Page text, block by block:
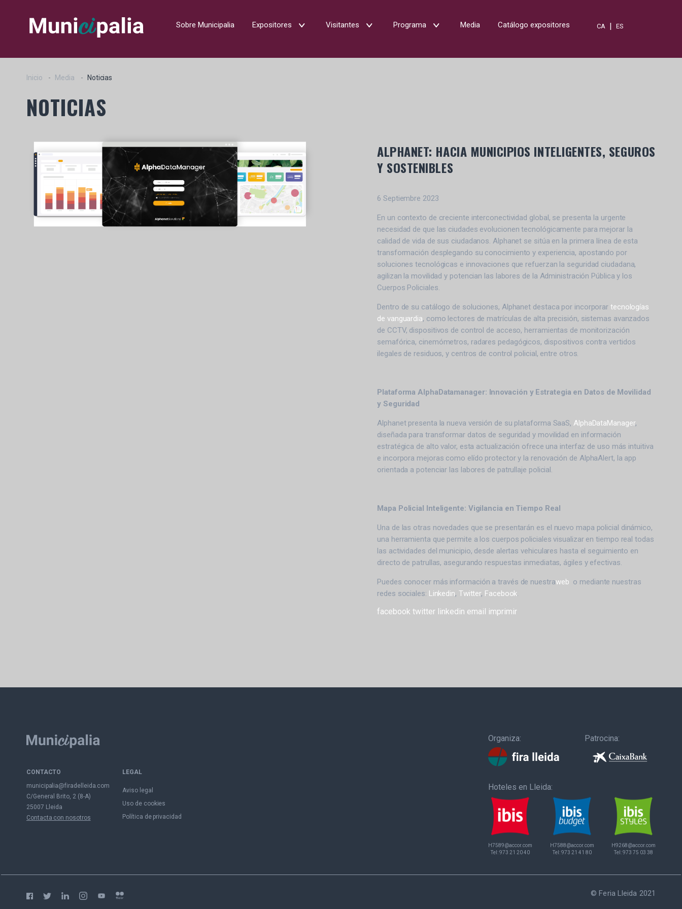
Sobre Municipalia Expositores Visitantes Programa Media Catálogo expositores CA |ES
Inicio Media Noticias
NOTICIAS
ALPHANET: HACIA MUNICIPIOS INTELIGENTES, SEGUROS
Y SOSTENIBLES
6 Septiembre 2023
En un contexto de creciente interconectividad global, se presenta la urgente
necesidad de que las ciudades evolucionen tecnológicamente para mejorar la
calidad de vida de sus ciudadanos. Alphanet se sitúa en la primera línea de esta
transformación desplegando su conocimiento y experiencia, apostando por
soluciones tecnológicas e innovaciones que refuerzan la seguridad ciudadana,
agilizan la movilidad y potencian las labores de la Administración Pública y los
Cuerpos Policiales.
Dentro de su catálogo de soluciones, Alphanet destaca por incorporar tecnologías
de vanguardia, como lectores de matrículas de alta precisión, sistemas avanzados
de CCTV, dispositivos de control de acceso, herramientas de monitorización
semafórica, cinemómetros, radares pedagógicos, dispositivos contra vertidos
ilegales de residuos, y centros de control policial, entre otros.
Plataforma AlphaDatamanager: Innovación y Estrategia en Datos de Movilidad
y Seguridad
Alphanet presenta la nueva versión de su plataforma SaaS, AlphaDataManager,
diseñada para transformar datos de seguridad y movilidad en información
estratégica de alto valor, esta actualización ofrece una interfaz de uso más intuitiva
e incorpora mejoras como elído protector y la renovación de AlphaAlert, la app
orientada a potenciar las labores de patrullaje policial.
Mapa Policial Inteligente: Vigilancia en Tiempo Real
Una de las otras novedades que se presentarán es el nuevo mapa policial dinámico,
una herramienta que permite a los cuerpos policiales visualizar en tiempo real todas
las actividades del municipio, desde alertas vehiculares hasta el seguimiento en
directo de patrullas, asegurando respuestas inmediatas, ágiles y efectivas.
Puedes conocer más información a través de nuestraweb o mediante nuestras
redes sociales: Linkedin, Twitter, Facebook.
facebook twitter linkedin email imprimir
CONTACTO
municipalia@firadelleida.com
C/General Brito, 2 (8-A)
25007 Lleida
Contacta con nosotros
LEGAL
Aviso legal
Uso de cookies
Política de privacidad
Organiza: Patrocina:
Hoteles en Lleida:
H7589@accor.com
Tel:973 21 20 40
H7588@accor.com
Tel:973 21 41 80
H9268@accor.com
Tel:973 75 03 38
© Feria Lleida 2021